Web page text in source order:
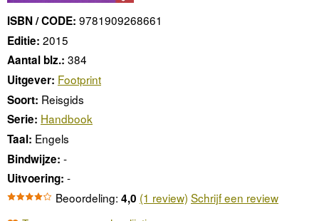
ISBN / CODE: 9781909268661
Editie: 2015
Aantal blz.: 384
Uitgever: Footprint
Soort: Reisgids
Serie: Handbook
Taal: Engels
Bindwijze: -
Uitvoering: -
Beoordeling: 4,0 (1 review) Schrijf een review